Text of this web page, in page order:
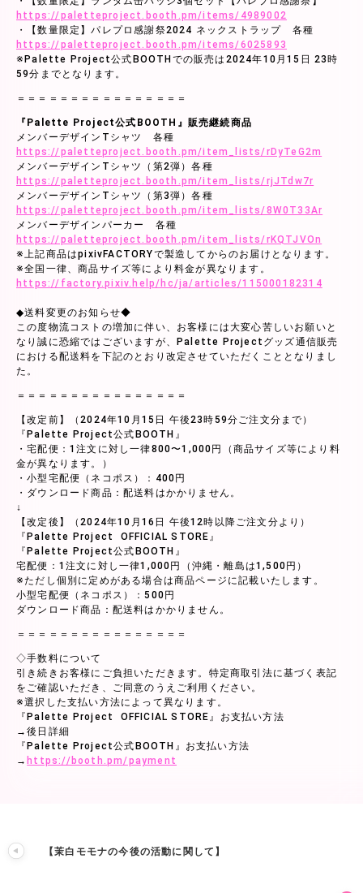
https://paletteproject.booth.pm/items/4989002
・【数量限定】パレプロ感謝祭2024 ネックストラップ 各種
https://paletteproject.booth.pm/items/6025893
※Palette Project公式BOOTHでの販売は2024年10月15日 23時
59分までとなります。
＝＝＝＝＝＝＝＝＝＝＝＝＝＝＝＝
『Palette Project公式BOOTH』販売継続商品
メンバーデザインTシャツ 各種
https://paletteproject.booth.pm/item_lists/rDyTeG2m
メンバーデザインTシャツ（第2弾）各種
https://paletteproject.booth.pm/item_lists/rjJTdw7r
メンバーデザインTシャツ（第3弾）各種
https://paletteproject.booth.pm/item_lists/8W0T33Ar
メンバーデザインパーカー 各種
https://paletteproject.booth.pm/item_lists/rKQTJVOn
※上記商品はpixivFACTORYで製造してからのお届けとなります。
※全国一律、商品サイズ等により料金が異なります。
https://factory.pixiv.help/hc/ja/articles/115000182314
◆送料変更のお知らせ◆
この度物流コストの増加に伴い、お客様には大変心苦しいお願いと
なり誠に恐縮ではございますが、Palette Projectグッズ通信販売
における配送料を下記のとおり改定させていただくこととなりまし
た。
＝＝＝＝＝＝＝＝＝＝＝＝＝＝＝＝
【改定前】（2024年10月15日 午後23時59分ご注文分まで）
『Palette Project公式BOOTH』
・宅配便：1注文に対し一律800〜1,000円（商品サイズ等により料
金が異なります。）
・小型宅配便（ネコポス）：400円
・ダウンロード商品：配送料はかかりません。
↓
【改定後】（2024年10月16日 午後12時以降ご注文分より）
『Palette Project OFFICIAL STORE』
『Palette Project公式BOOTH』
宅配便：1注文に対し一律1,000円（沖縄・離島は1,500円）
※ただし個別に定めがある場合は商品ページに記載いたします。
小型宅配便（ネコポス）：500円
ダウンロード商品：配送料はかかりません。
＝＝＝＝＝＝＝＝＝＝＝＝＝＝＝＝
◇手数料について
引き続きお客様にご負担いただきます。特定商取引法に基づく表記
をご確認いただき、ご同意のうえご利用ください。
※選択した支払い方法によって異なります。
『Palette Project OFFICIAL STORE』お支払い方法
→後日詳細
『Palette Project公式BOOTH』お支払い方法
→ https://booth.pm/payment
【茉白モモナの今後の活動に関して】